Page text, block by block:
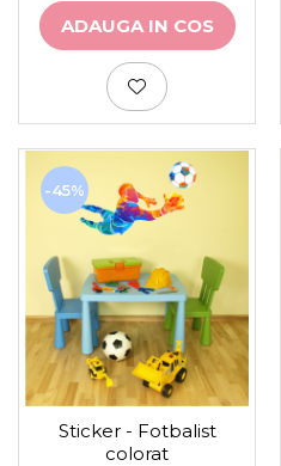
ADAUGA IN COS
-45%
Sticker - Fotbalist
colorat